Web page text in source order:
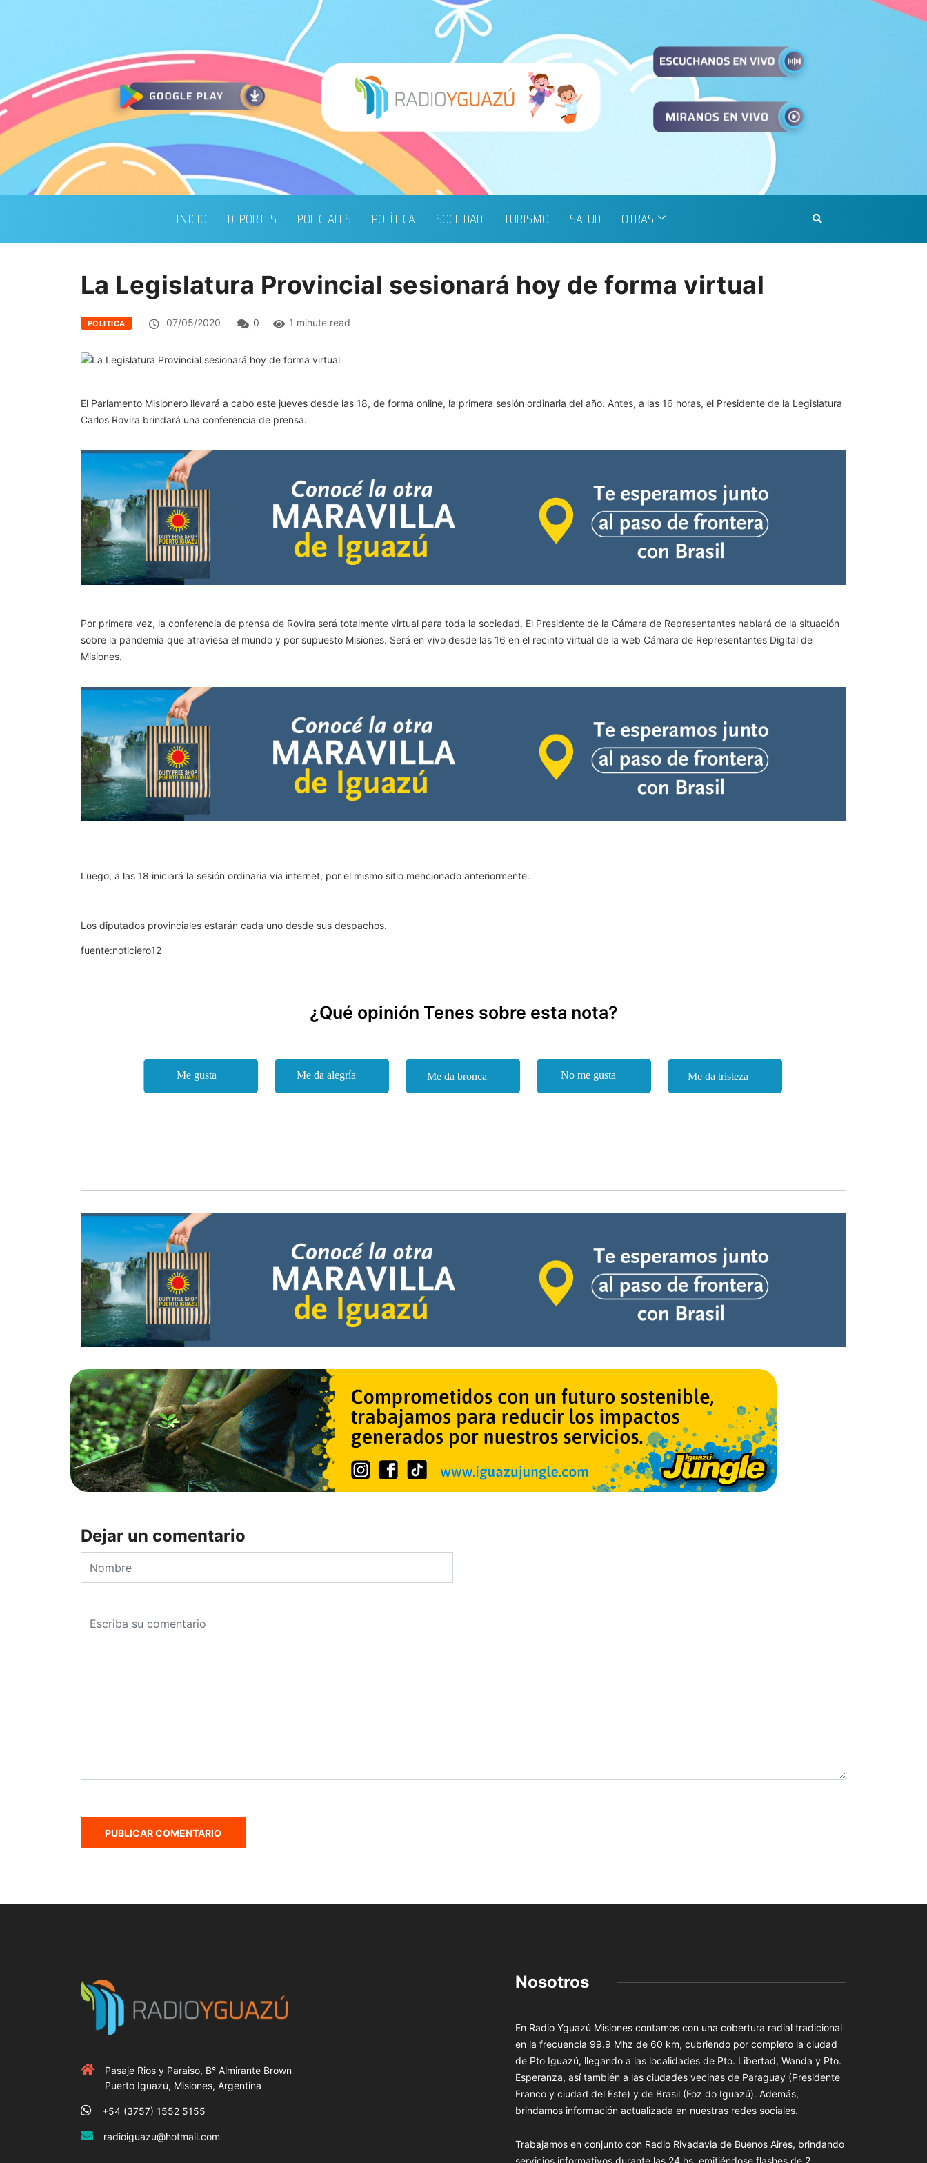
INICIO DEPORTES POLICIALES POLÍTICA SOCIEDAD TURISMO SALUD OTRAS
La Legislatura Provincial sesionará hoy de forma virtual
POLITICA 07/05/2020 0 1 minute read
El Parlamento Misionero llevará a cabo este jueves desde las 18, de forma online, la primera sesión ordinaria del año. Antes, a las 16 horas, el Presidente de la Legislatura
Carlos Rovira brindará una conferencia de prensa.
Por primera vez, la conferencia de prensa de Rovira será totalmente virtual para toda la sociedad. El Presidente de la Cámara de Representantes hablará de la situación
sobre la pandemia que atraviesa el mundo y por supuesto Misiones. Será en vivo desde las 16 en el recinto virtual de la web Cámara de Representantes Digital de
Misiones.
Luego, a las 18 iniciará la sesión ordinaria vía internet, por el mismo sitio mencionado anteriormente.
Los diputados provinciales estarán cada uno desde sus despachos.
fuente:noticiero12
¿Qué opinión Tenes sobre esta nota?
Dejar un comentario
Pasaje Rios y Paraiso, B° Almirante Brown
Puerto Iguazú, Misiones, Argentina
+54 (3757) 1552 5155
radioiguazu@hotmail.com
Nosotros
En Radio Yguazú Misiones contamos con una cobertura radial tradicional
en la frecuencia 99.9 Mhz de 60 km, cubriendo por completo la ciudad
de Pto Iguazú, llegando a las localidades de Pto. Libertad, Wanda y Pto.
Esperanza, así también a las ciudades vecinas de Paraguay (Presidente
Franco y ciudad del Este) y de Brasil (Foz do Iguazú). Además,
brindamos información actualizada en nuestras redes sociales.
Trabajamos en conjunto con Radio Rivadavia de Buenos Aires, brindando